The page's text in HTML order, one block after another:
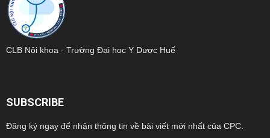
CLB Nội khoa - Trường Đại học Y Dược Huế
SUBSCRIBE
Đăng ký ngay để nhận thông tin về bài viết mới nhất của CPC.